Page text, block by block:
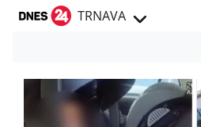
TRNAVA